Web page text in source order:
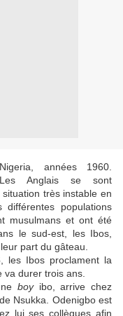
Nigeria, années 1960.
Les Anglais se sont
très instable en
populations
musulmans et ont été
le sud-est, les Ibos,
part du gâteau.
les Ibos proclament la
durer trois ans.
boyibo, arrive chez
Nsukka. Odenigbo est
lui ses collègues afin